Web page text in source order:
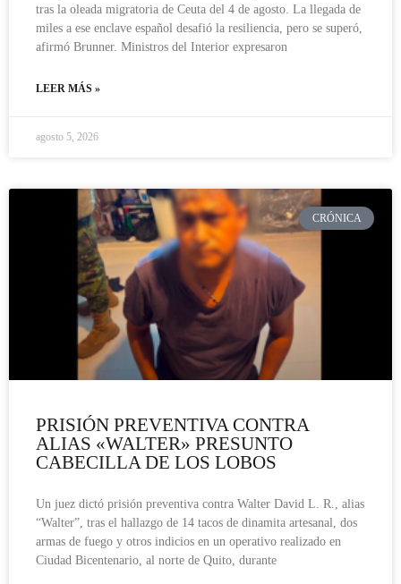
tras la oleada migratoria de Ceuta del 4 de agosto. La llegada de
miles a ese enclave español desafió la resiliencia, pero se superó,
afirmó Brunner. Ministros del Interior expresaron
LEER MÁS »
agosto 5, 2026
CRÓNICA
PRISIÓN PREVENTIVA CONTRA
ALIAS «WALTER» PRESUNTO
CABECILLA DE LOS LOBOS
Un juez dictó prisión preventiva contra Walter David L. R., alias
“Walter”, tras el hallazgo de 14 tacos de dinamita artesanal, dos
armas de fuego y otros indicios en un operativo realizado en
Ciudad Bicentenario, al norte de Quito, durante